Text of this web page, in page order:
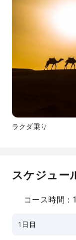
ラクダ乗り
スケジュー
コース時間：
1日目